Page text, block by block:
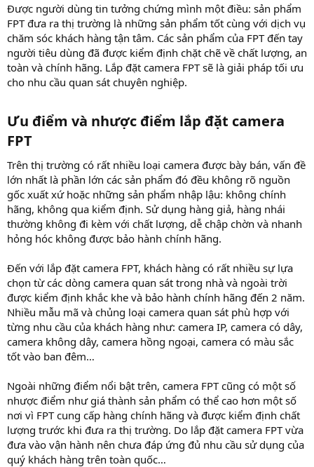
Được người dùng tin tưởng chứng mình một điều: sản phẩm
FPT đưa ra thị trường là những sản phẩm tốt cùng với dịch vụ
chăm sóc khách hàng tận tâm. Các sản phẩm của FPT đến tay
người tiêu dùng đã được kiểm định chặt chẽ về chất lượng, an
toàn và chính hãng. Lắp đặt camera FPT sẽ là giải pháp tối ưu
cho nhu cầu quan sát chuyên nghiệp.
Ưu điểm và nhược điểm lắp đặt camera
FPT​
Trên thị trường có rất nhiều loại camera được bày bán, vấn đề
lớn nhất là phần lớn các sản phẩm đó đều không rõ nguồn
gốc xuất xứ hoặc những sản phẩm nhập lậu: không chính
hãng, không qua kiểm định. Sử dụng hàng giả, hàng nhái
thường không đi kèm với chất lượng, dễ chập chờn và nhanh
hỏng hóc không được bảo hành chính hãng.
Đến với lắp đặt camera FPT, khách hàng có rất nhiều sự lựa
chọn từ các dòng camera quan sát trong nhà và ngoài trời
được kiểm định khắc khe và bảo hành chính hãng đến 2 năm.
Nhiều mẫu mã và chủng loại camera quan sát phù hợp với
từng nhu cầu của khách hàng như: camera IP, camera có dây,
camera không dây, camera hồng ngoại, camera có màu sắc
tốt vào ban đêm…
Ngoài những điểm nổi bật trên, camera FPT cũng có một số
nhược điểm như giá thành sản phẩm có thể cao hơn một số
nơi vì FPT cung cấp hàng chính hãng và được kiểm định chất
lượng trước khi đưa ra thị trường. Do lắp đặt camera FPT vừa
đưa vào vận hành nên chưa đáp ứng đủ nhu cầu sử dụng của
quý khách hàng trên toàn quốc…